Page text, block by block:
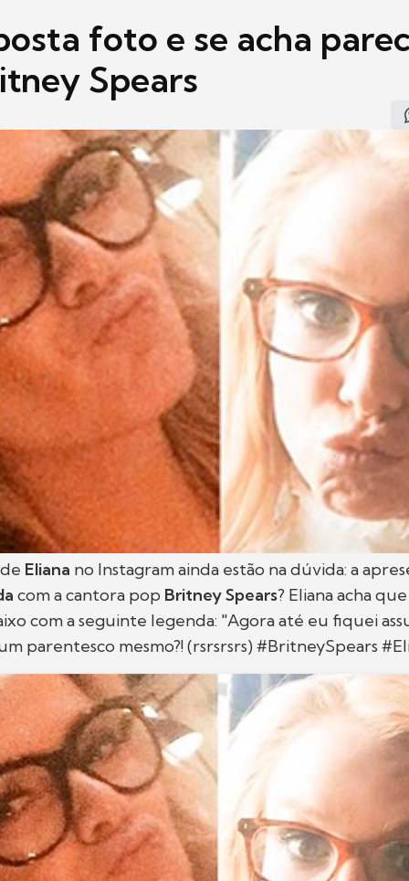
foto e se acha
Spears
Eliana no Instagram ainda estão na dúvida: a
com a cantora pop Britney Spears? Eliana acha
com a seguinte legenda: "Agora até eu fiquei
parentesco mesmo?! (rsrsrsrs) #BritneySpears